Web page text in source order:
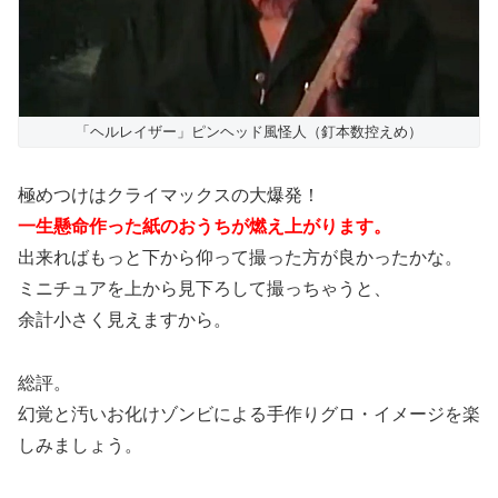
「ヘルレイザー」ピンヘッド風怪人（釘本数控えめ）
極めつけはクライマックスの大爆発！
一生懸命作った紙のおうちが燃え上がります。
出来ればもっと下から仰って撮った方が良かったかな。
ミニチュアを上から見下ろして撮っちゃうと、
余計小さく見えますから。
総評。
幻覚と汚いお化けゾンビによる手作りグロ・イメージを楽
しみましょう。